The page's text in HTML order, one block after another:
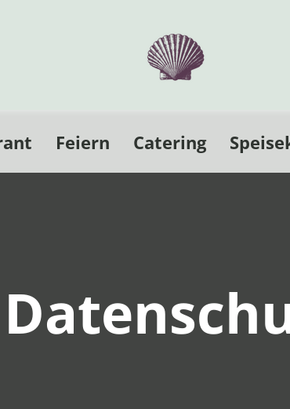
Feiern Catering